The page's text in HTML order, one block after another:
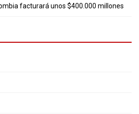
facturará unos $400.000 millones